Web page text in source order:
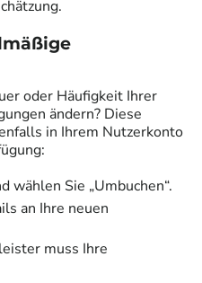
oder Häufigkeit Ihrer
ändern? Diese
in Ihrem Nutzerkonto
wählen Sie „Umbuchen“.
an Ihre neuen
muss Ihre